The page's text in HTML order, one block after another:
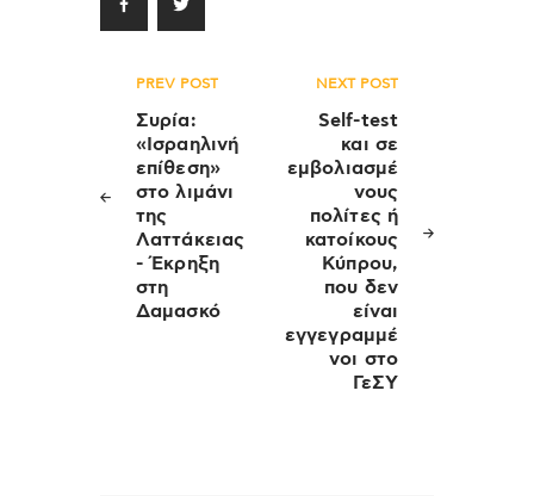
Πλοήγηση
άρθρων
PREV POST
Συρία:
«Ισραηλινή
επίθεση»
στο λιμάνι
της
Λαττάκειας
- Έκρηξη
στη
Δαμασκό
NEXT POST
Self-test
και σε
εμβολιασμέ
νους
πολίτες ή
κατοίκους
Κύπρου,
που δεν
είναι
εγγεγραμμέ
νοι στο
ΓεΣΥ